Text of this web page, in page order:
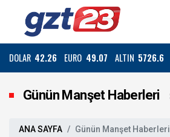
DOLAR 42.26 EURO 49.07 ALTIN 5726.6
Günün Manşet Haberleri
ANA SAYFA Günün Manşet Haberleri